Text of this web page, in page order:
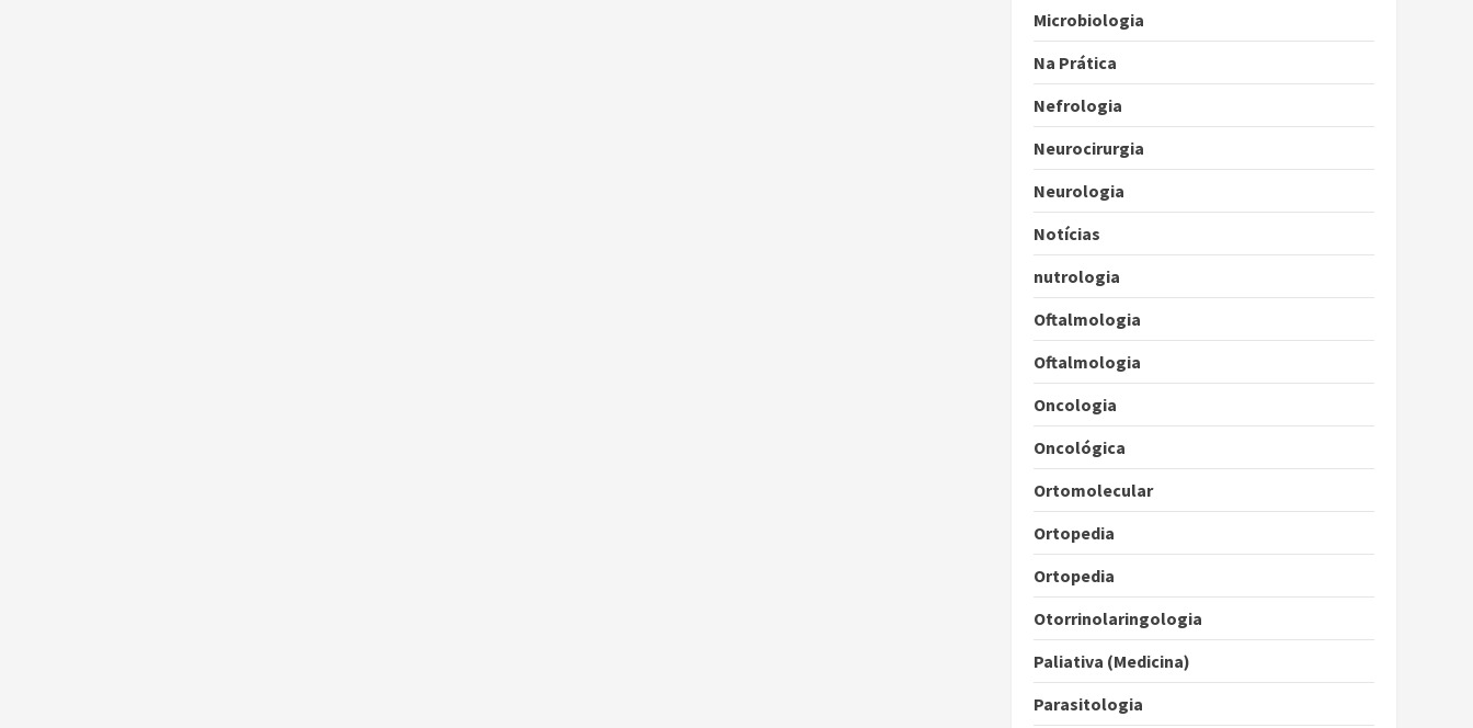
Microbiologia
Na Prática
Nefrologia
Neurocirurgia
Neurologia
Notícias
nutrologia
Oftalmologia
Oftalmologia
Oncologia
Oncológica
Ortomolecular
Ortopedia
Ortopedia
Otorrinolaringologia
Paliativa (Medicina)
Parasitologia